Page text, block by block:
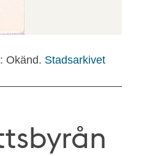
Okänd. Stadsarkivet